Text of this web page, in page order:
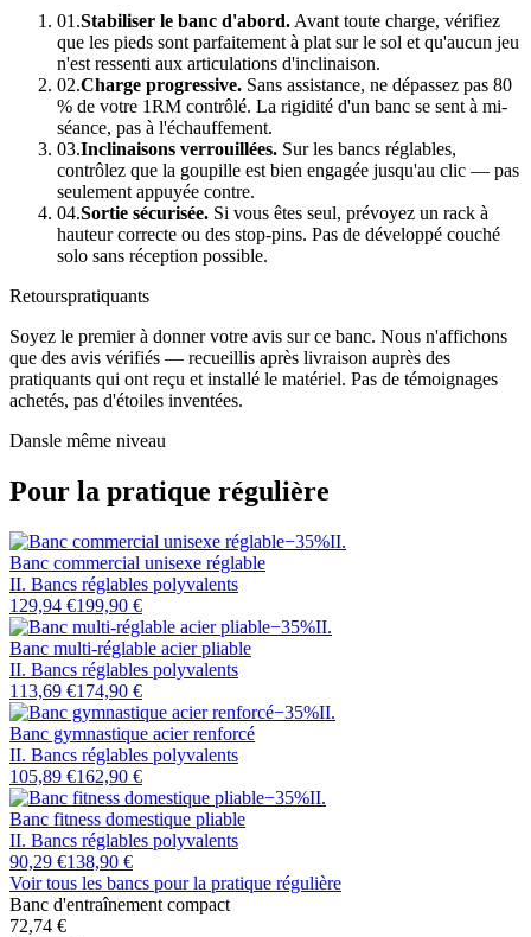
01.Stabiliser le banc d'abord. Avant toute charge, vérifiez
que les pieds sont parfaitement à plat sur le sol et qu'aucun jeu
n'est ressenti aux articulations d'inclinaison.
02.Charge progressive. Sans assistance, ne dépassez pas 80
% de votre 1RM contrôlé. La rigidité d'un banc se sent à mi-
séance, pas à l'échauffement.
03.Inclinaisons verrouillées. Sur les bancs réglables,
contrôlez que la goupille est bien engagée jusqu'au clic — pas
seulement appuyée contre.
04.Sortie sécurisée. Si vous êtes seul, prévoyez un rack à
hauteur correcte ou des stop-pins. Pas de développé couché
solo sans réception possible.
Retourspratiquants
Soyez le premier à donner votre avis sur ce banc. Nous n'affichons
que des avis vérifiés — recueillis après livraison auprès des
pratiquants qui ont reçu et installé le matériel. Pas de témoignages
achetés, pas d'étoiles inventées.
Dansle même niveau
Pour la pratique régulière
−35%II.
Banc commercial unisexe réglable
II. Bancs réglables polyvalents
129,94 €199,90 €
−35%II.
Banc multi-réglable acier pliable
II. Bancs réglables polyvalents
113,69 €174,90 €
−35%II.
Banc gymnastique acier renforcé
II. Bancs réglables polyvalents
105,89 €162,90 €
−35%II.
Banc fitness domestique pliable
II. Bancs réglables polyvalents
90,29 €138,90 €
Voir tous les bancs pour la pratique régulière
Banc d'entraînement compact
72,74 €